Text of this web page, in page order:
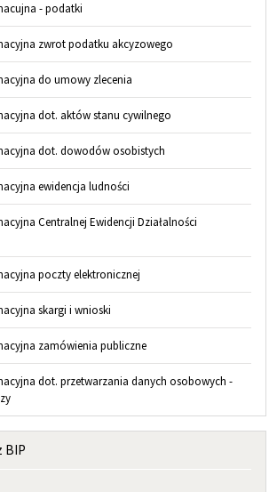
- podatki
zwrot podatku akcyzowego
do umowy zlecenia
dot. aktów stanu cywilnego
dot. dowodów osobistych
ewidencja ludności
Centralnej Ewidencji Działalności
poczty elektronicznej
skargi i wnioski
zamówienia publiczne
dot. przetwarzania danych osobowych -
BIP